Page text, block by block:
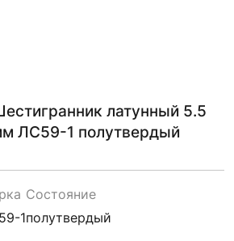
латунный 5.5
ЛС59-1 полутвердый
1
Состояние
полутвердый